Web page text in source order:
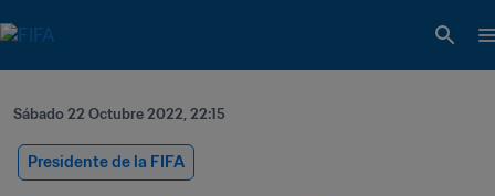
Sábado 22 Octubre 2022, 22:15
Presidente de la FIFA